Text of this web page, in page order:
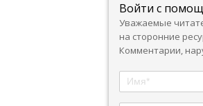
Войти с
Уважаемые
на сторонние
Комментарии,